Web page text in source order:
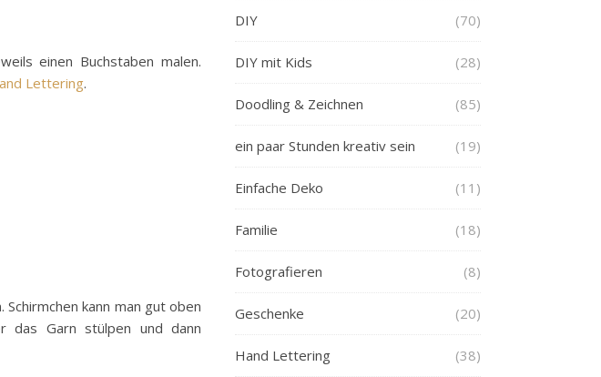
einen Buchstaben malen.
Lettering.
kann man gut oben
das Garn stülpen und dann
DIY (70)
DIY mit Kids (28)
Doodling & Zeichnen (85)
ein paar Stunden kreativ sein (19)
Einfache Deko (11)
Familie (18)
Fotografieren (8)
Geschenke (20)
Hand Lettering (38)